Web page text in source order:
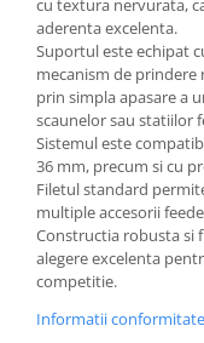
cu textura nervurata,
aderenta excelenta.
Suportul este echipat
mecanism de
prin simpla apasare a
scaunelor sau statiilor
Sistemul este
36 mm, precum si cu
Filetul standard
multiple accesorii
Constructia robusta si
alegere excelenta
competitie.
Informatii